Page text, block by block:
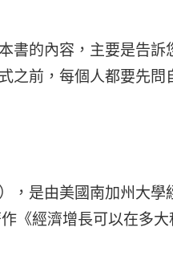
書的內容，主要是告
之前，每個人都要先問
，是由美國南加州大學
《經濟增長可以在多